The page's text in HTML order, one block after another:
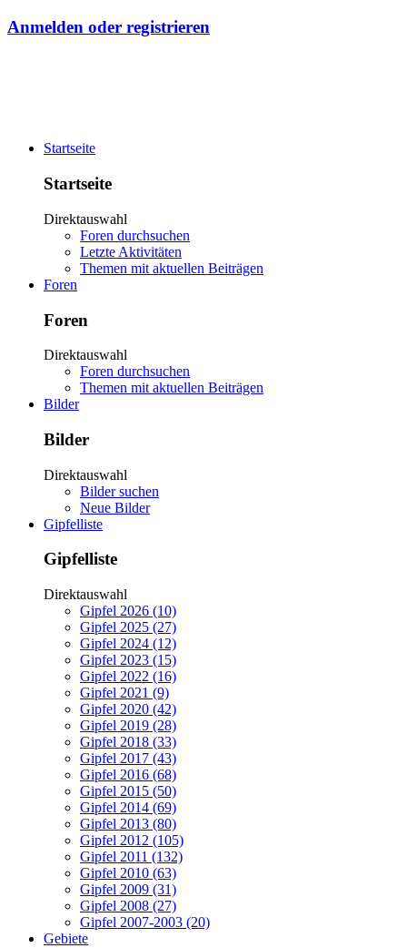
Anmelden oder registrieren
Startseite
Startseite
Direktauswahl
Foren durchsuchen
Letzte Aktivitäten
Themen mit aktuellen Beiträgen
Foren
Foren
Direktauswahl
Foren durchsuchen
Themen mit aktuellen Beiträgen
Bilder
Bilder
Direktauswahl
Bilder suchen
Neue Bilder
Gipfelliste
Gipfelliste
Direktauswahl
Gipfel 2026 (10)
Gipfel 2025 (27)
Gipfel 2024 (12)
Gipfel 2023 (15)
Gipfel 2022 (16)
Gipfel 2021 (9)
Gipfel 2020 (42)
Gipfel 2019 (28)
Gipfel 2018 (33)
Gipfel 2017 (43)
Gipfel 2016 (68)
Gipfel 2015 (50)
Gipfel 2014 (69)
Gipfel 2013 (80)
Gipfel 2012 (105)
Gipfel 2011 (132)
Gipfel 2010 (63)
Gipfel 2009 (31)
Gipfel 2008 (27)
Gipfel 2007-2003 (20)
Gebiete